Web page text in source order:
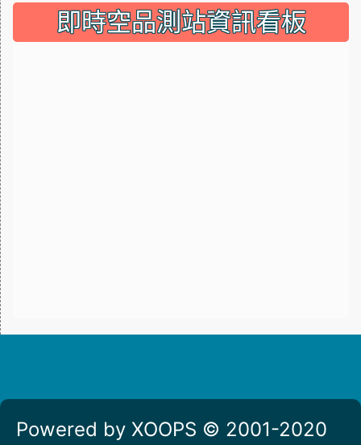
即時空品測站資訊看板
Powered by XOOPS © 2001-2020